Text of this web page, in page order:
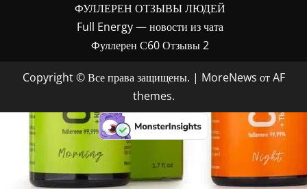
ФУЛЛЕРЕН ОТЗЫВЫ ЛЮДЕЙ
Full Energy — новости из чата
Фуллерен С60 Отзывы 2
Copyright © Все права защищены. | MoreNews от AF
themes.